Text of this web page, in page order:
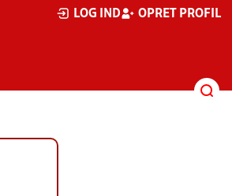
LOG IND OPRET PROFIL